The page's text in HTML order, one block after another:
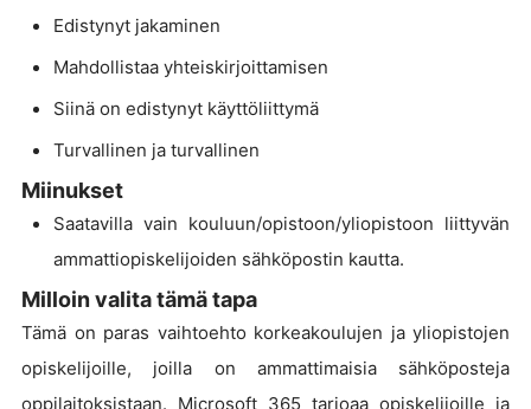
Edistynyt jakaminen
Mahdollistaa yhteiskirjoittamisen
Siinä on edistynyt käyttöliittymä
Turvallinen ja turvallinen
Miinukset
Saatavilla vain kouluun/opistoon/yliopistoon liittyvän
ammattiopiskelijoiden sähköpostin kautta.
Milloin valita tämä tapa
Tämä on paras vaihtoehto korkeakoulujen ja yliopistojen
opiskelijoille, joilla on ammattimaisia sähköposteja
oppilaitoksistaan. Microsoft 365 tarjoaa opiskelijoille ja